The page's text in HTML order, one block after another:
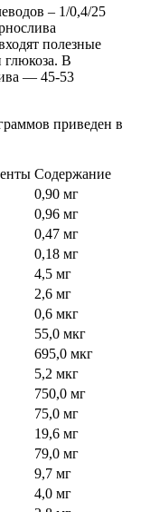
– 1/0,4/25
полезные
глюкоза. В
— 45-53
приведен в
Содержание
0,90 мг
0,96 мг
0,47 мг
0,18 мг
4,5 мг
2,6 мг
0,6 мкг
55,0 мкг
695,0 мкг
5,2 мкг
750,0 мг
75,0 мг
19,6 мг
79,0 мг
9,7 мг
4,0 мг